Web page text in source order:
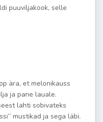
puuviljakook, selle
ära, et melonikauss
ja pane lauale.
lahti sobivateks
mustikad ja sega läbi.